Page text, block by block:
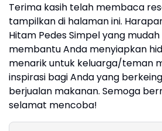
Terima kasih telah membaca
tampilkan di halaman ini.
Hitam Pedes Simpel yang
membantu Anda menyiapkan
menarik untuk keluarga/teman
inspirasi bagi Anda yang
berjualan makanan. Semoga
selamat mencoba!